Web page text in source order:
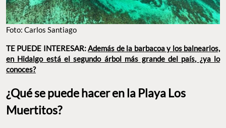
Foto: Carlos Santiago
TE PUEDE INTERESAR:Además de la barbacoa y los balnearios,
en Hidalgo está el segundo árbol más grande del país, ¿ya lo
conoces?
¿Qué se puede hacer en la Playa Los
Muertitos?